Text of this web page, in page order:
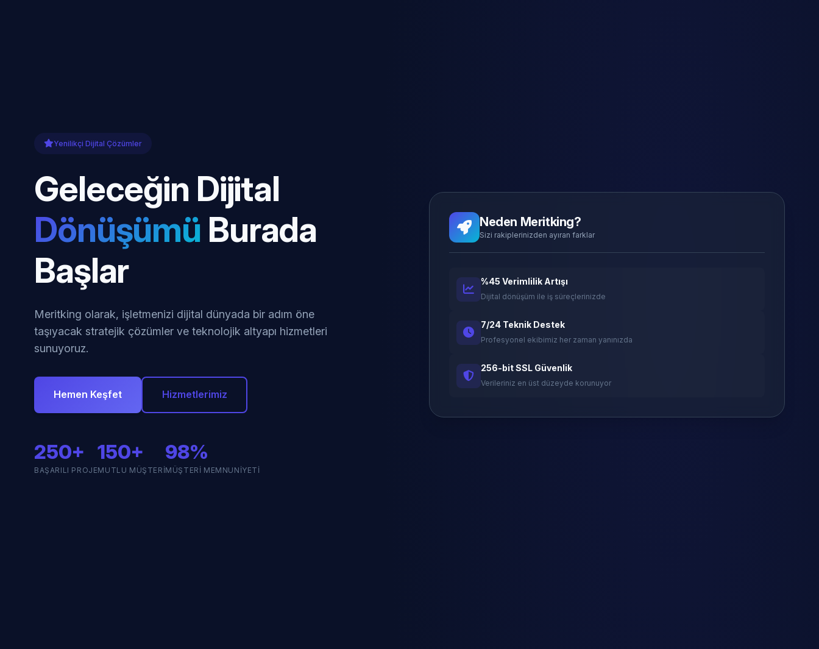
Yenilikçi Dijital Çözümler
Geleceğin Dijital
Dönüşümü Burada
Başlar
Meritking olarak, işletmenizi dijital dünyada bir adım öne
taşıyacak stratejik çözümler ve teknolojik altyapı hizmetleri
sunuyoruz.
Hemen Keşfet Hizmetlerimiz
250+
BAŞARILI PROJE
150+
MUTLU MÜŞTERI
98%
MÜŞTERI MEMNUNIYETI
Neden Meritking?
Sizi rakiplerinizden ayıran farklar
%45 Verimlilik Artışı
Dijital dönüşüm ile iş süreçlerinizde
7/24 Teknik Destek
Profesyonel ekibimiz her zaman yanınızda
256-bit SSL Güvenlik
Verileriniz en üst düzeyde korunuyor